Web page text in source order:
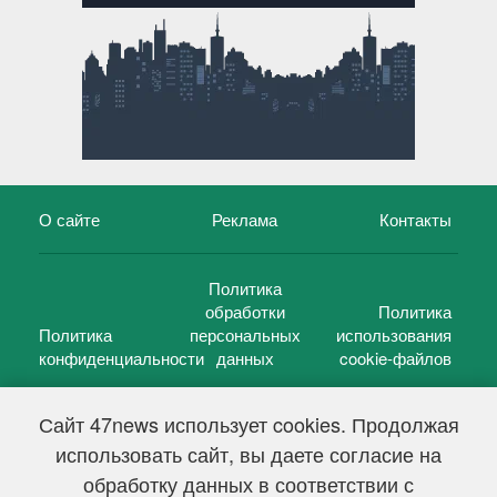
Сайт 47news использует cookies. Продолжая
использовать сайт, вы даете согласие на
обработку данных в соответствии с
О сайте Реклама Контакты
Политика
конфиденциальности
Политика
обработки
персональных
данных
Политика
использования
cookie-файлов
47 новостей (47 news)2005 — 2026 г.
Свидетельство о регистрации СМИ Эл № ФС 77-39848, выдано